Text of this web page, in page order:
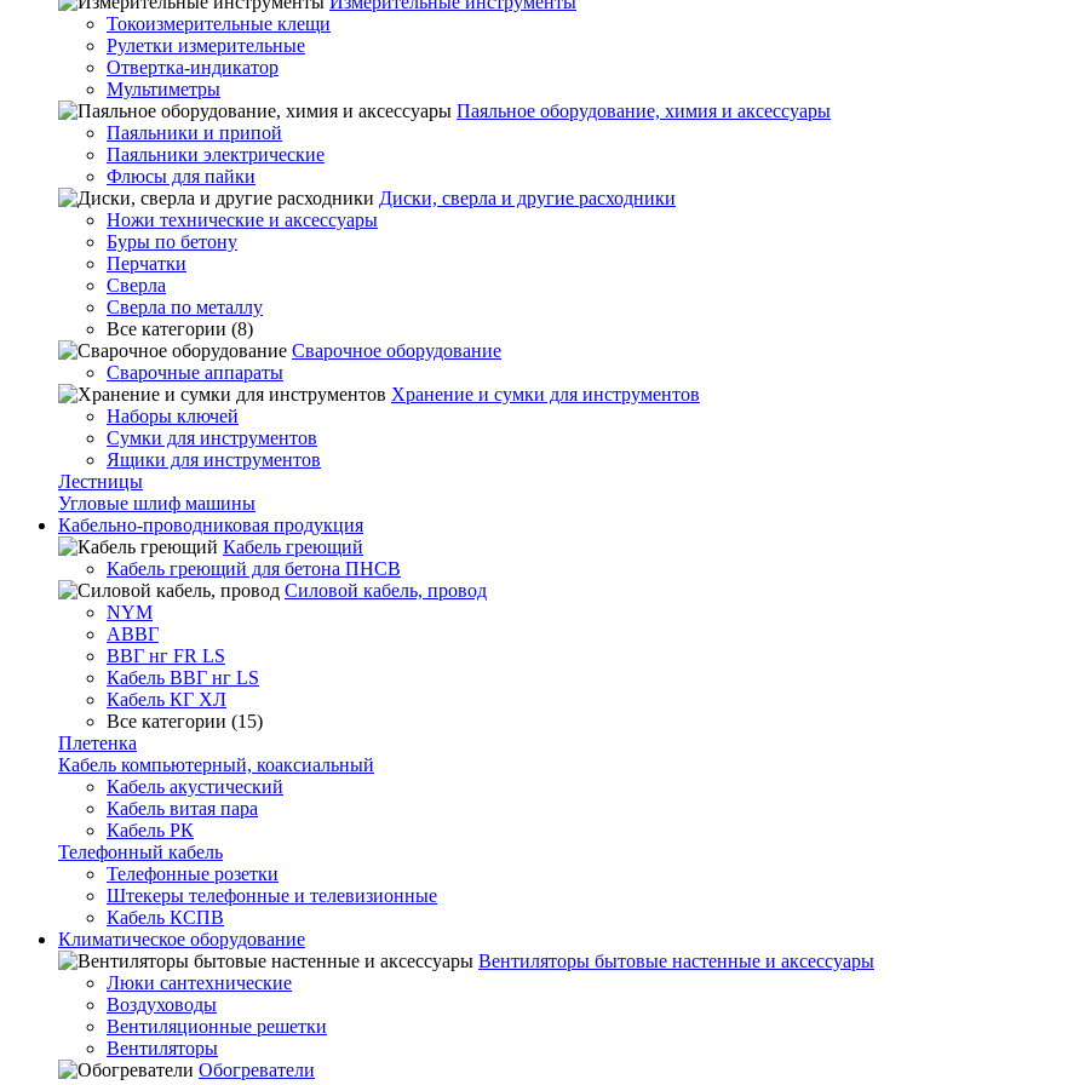
Токоизмерительные клещи
Рулетки измерительные
Отвертка-индикатор
Мультиметры
Паяльное оборудование, химия и аксессуары
Паяльники и припой
Паяльники электрические
Флюсы для пайки
Диски, сверла и другие расходники
Ножи технические и аксессуары
Буры по бетону
Перчатки
Сверла
Сверла по металлу
Все категории (8)
Сварочное оборудование
Сварочные аппараты
Хранение и сумки для инструментов
Наборы ключей
Сумки для инструментов
Ящики для инструментов
Лестницы
Угловые шлиф машины
Кабельно-проводниковая продукция
Кабель греющий
Кабель греющий для бетона ПНСВ
Силовой кабель, провод
NYM
АВВГ
ВВГ нг FR LS
Кабель ВВГ нг LS
Кабель КГ ХЛ
Все категории (15)
Плетенка
Кабель компьютерный, коаксиальный
Кабель акустический
Кабель витая пара
Кабель РК
Телефонный кабель
Телефонные розетки
Штекеры телефонные и телевизионные
Кабель КСПВ
Климатическое оборудование
Вентиляторы бытовые настенные и аксессуары
Люки сантехнические
Воздуховоды
Вентиляционные решетки
Вентиляторы
Обогреватели